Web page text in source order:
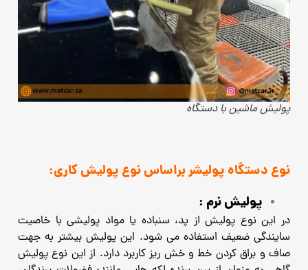
پولیش ماشین با دستگاه
نوع دستگاه پولیشر براساس نوع پولیش کاری:
پولیش نرم :
در این نوع پولیش از پد، سنباده یا مواد پولیشی با خاصیت
سایندگی ضعیف استفاده می شود. این پولیش بیشتر به جهت
صاف و براق کردن خط و خش ریز کاربرد دارد. از این نوع پولیش